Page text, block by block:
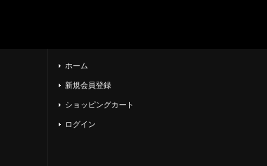
ホーム
新規会員登録
ショッピングカート
ログイン